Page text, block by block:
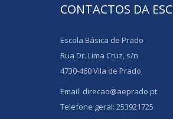
CONTACTOS DA
Escola Básica de Prado
Rua Dr. Lima Cruz, s/n
4730-460 Vila de Prado
Email: direcao@aeprado.pt
Telefone geral: 253921725